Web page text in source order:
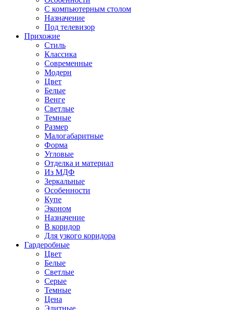
С компьютерным столом
Назначение
Под телевизор
Прихожие
Стиль
Классика
Современные
Модерн
Цвет
Белые
Венге
Светлые
Темные
Размер
Малогабаритные
Форма
Угловые
Отделка и материал
Из МДФ
Зеркальные
Особенности
Купе
Эконом
Назначение
В коридор
Для узкого коридора
Гардеробные
Цвет
Белые
Светлые
Серые
Темные
Цена
Элитные